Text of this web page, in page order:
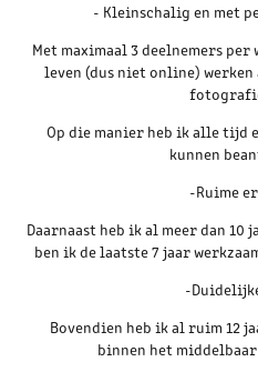
- Kleinschalig en met
Met maximaal 3 deelnemers
leven (dus niet online)
Op die manier heb ik alle tijd
kunnen
-Ruime
Daarnaast heb ik al meer dan
ben ik de laatste 7 jaar
-
Bovendien heb ik al ruim 12
binnen het